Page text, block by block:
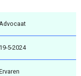
19-5-2024